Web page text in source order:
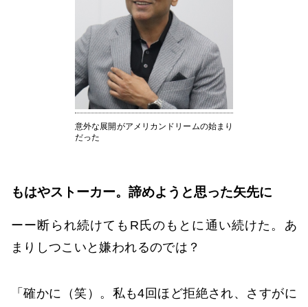
意外な展開がアメリカンドリームの始まり
だった
もはやストーカー。諦めようと思った矢先に
ーー断られ続けてもR氏のもとに通い続けた。あ
まりしつこいと嫌われるのでは？
「確かに（笑）。私も4回ほど拒絶され、さすがに